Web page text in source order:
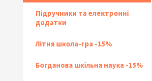
Підручники та електронні
додатки
Літня школа-гра -15%
Богданова шкільна наука -15%